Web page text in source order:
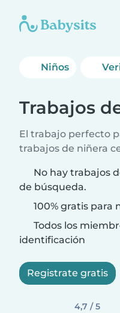
Niños
Trabajos
El trabajo perfecto
trabajos de niñera
No hay trabajos
de búsqueda.
100% gratis para
Todos los
identificación
Registrate gratis
4,7 / 5